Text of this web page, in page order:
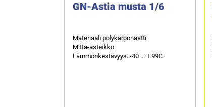
GN-Astia musta 1/6
Materiaali polykarbonaatti
Mitta-asteikko
Lämmönkestävyys: -40 ... + 99C